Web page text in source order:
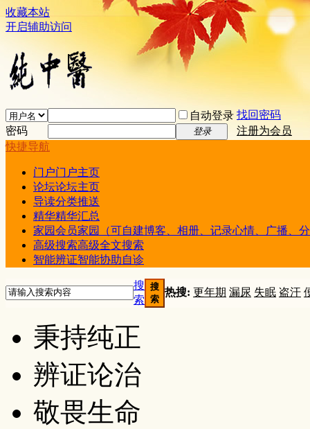
收藏本站
开启辅助访问
自动登录 找回密码
密码
登录
注册为会员
快捷导航
门户门户主页
论坛论坛主页
导读分类推送
精华精华汇总
家园会员家园（可自建博客、相册、记录心情、广播、
高级搜索高级全文搜索
智能辨证智能协助自诊
搜
索
搜
索
热搜: 更年期 漏尿 失眠 盗汗
秉持纯正
辨证论治
敬畏生命